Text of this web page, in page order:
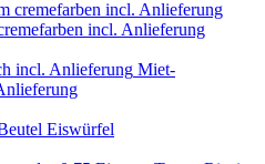
incl. Anlieferung
Miet-
Eiswürfel